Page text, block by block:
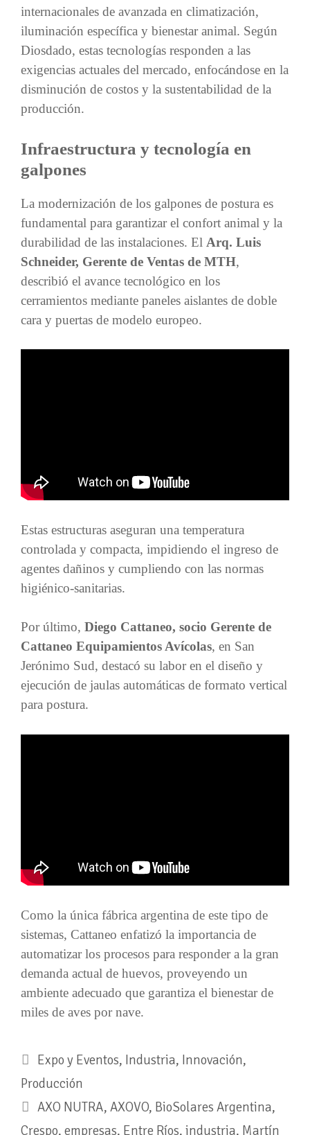
internacionales de avanzada en climatización,
iluminación específica y bienestar animal. Según
Diosdado, estas tecnologías responden a las
exigencias actuales del mercado, enfocándose en la
disminución de costos y la sustentabilidad de la
producción.
Infraestructura y tecnología en
galpones
La modernización de los galpones de postura es
fundamental para garantizar el confort animal y la
durabilidad de las instalaciones. El Arq. Luis
Schneider, Gerente de Ventas de MTH,
describió el avance tecnológico en los
cerramientos mediante paneles aislantes de doble
cara y puertas de modelo europeo.
Estas estructuras aseguran una temperatura
controlada y compacta, impidiendo el ingreso de
agentes dañinos y cumpliendo con las normas
higiénico-sanitarias.
Por último, Diego Cattaneo, socio Gerente de
Cattaneo Equipamientos Avícolas, en San
Jerónimo Sud, destacó su labor en el diseño y
ejecución de jaulas automáticas de formato vertical
para postura.
Como la única fábrica argentina de este tipo de
sistemas, Cattaneo enfatizó la importancia de
automatizar los procesos para responder a la gran
demanda actual de huevos, proveyendo un
ambiente adecuado que garantiza el bienestar de
miles de aves por nave.
Expo y Eventos, Industria, Innovación,
Producción
AXO NUTRA,AXOVO, BioSolares Argentina,
Crespo, empresas, Entre Ríos, industria, Martín